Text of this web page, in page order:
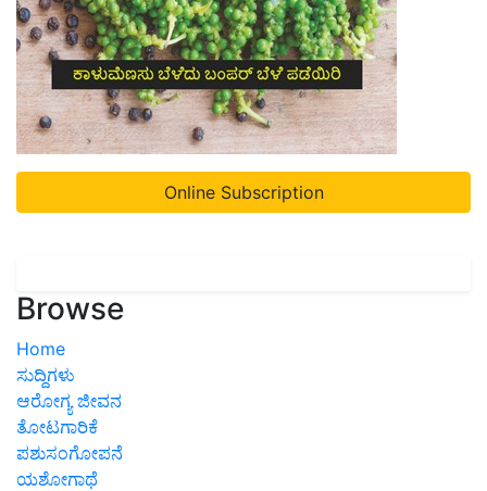
Online Subscription
Browse
Home
ಸುದ್ದಿಗಳು
ಆರೋಗ್ಯ ಜೀವನ
ತೋಟಗಾರಿಕೆ
ಪಶುಸಂಗೋಪನೆ
ಯಶೋಗಾಥೆ